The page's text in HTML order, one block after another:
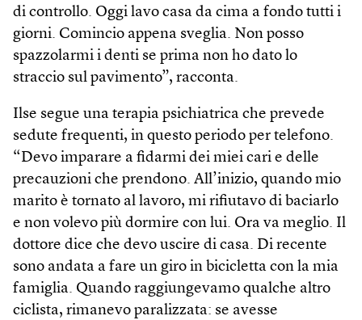
di controllo. Oggi lavo casa da cima a fondo tutti i
giorni. Comincio appena sveglia. Non posso
spazzolarmi i denti se prima non ho dato lo
straccio sul pavimento”, racconta.
Ilse segue una terapia psichiatrica che prevede
sedute frequenti, in questo periodo per telefono.
“Devo imparare a fidarmi dei miei cari e delle
precauzioni che prendono. All’inizio, quando mio
marito è tornato al lavoro, mi rifiutavo di baciarlo
e non volevo più dormire con lui. Ora va meglio. Il
dottore dice che devo uscire di casa. Di recente
sono andata a fare un giro in bicicletta con la mia
famiglia. Quando raggiungevamo qualche altro
ciclista, rimanevo paralizzata: se avesse